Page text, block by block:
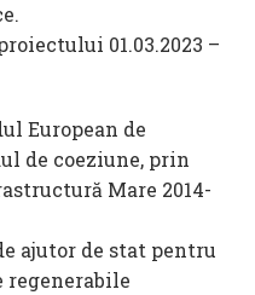
01.03.2023 –
European de
de coeziune, prin
Mare 2014-
ajutor de stat pentru
regenerabile